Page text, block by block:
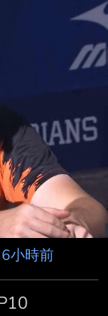
6小時前